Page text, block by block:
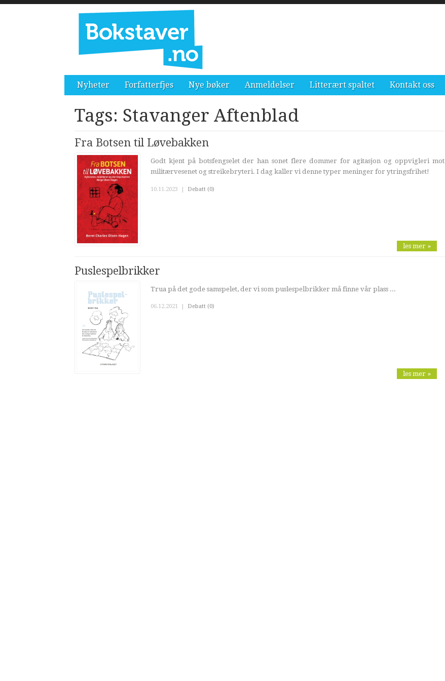
Nyheter Forfatterfjes Nye bøker Anmeldelser Litterært spaltet Kontakt oss
Tags: Stavanger Aftenblad
Fra Botsen til Løvebakken
Godt kjent på botsfengselet der han sonet flere dommer for agitasjon og oppvigleri mot
militærvesenet og streikebryteri. I dag kaller vi denne typer meninger for ytringsfrihet!
10.11.2023 | Debatt (0)
les mer »
Puslespelbrikker
Trua på det gode samspelet, der vi som puslespelbrikker må finne vår plass ...
06.12.2021 Debatt (0)
les mer »